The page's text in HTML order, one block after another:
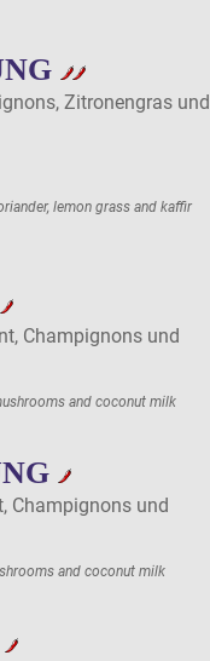
Zitronengras und
lemon grass and kaffir
Champignons und
and coconut milk
Champignons und
and coconut milk